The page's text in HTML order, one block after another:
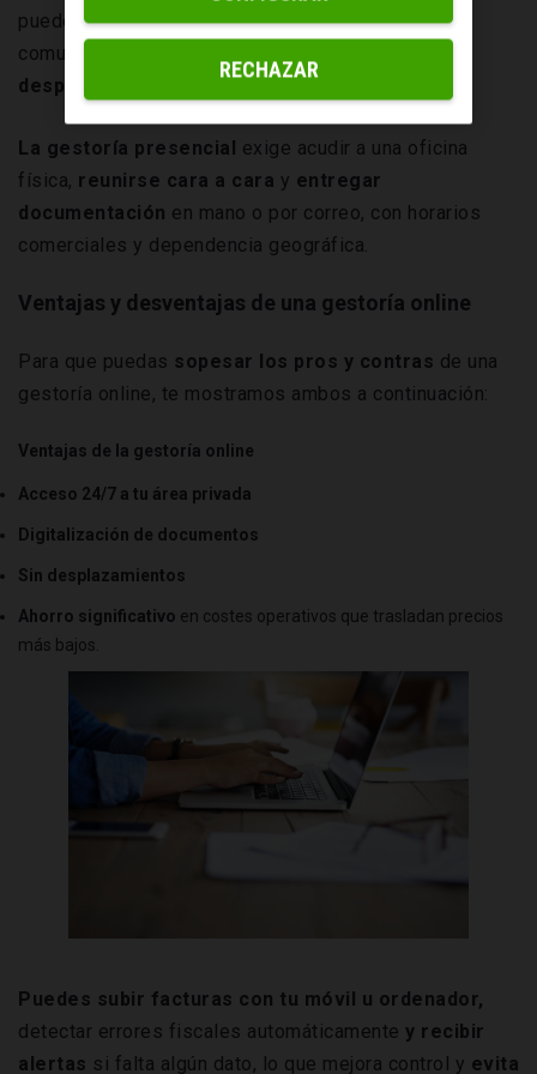
puedes subir documentos, gestionar facturas y
comunicarte por videollamada o chat
desplazamientos.
La gestoría presencial exige acudir a una oficina
física, reunirse cara a cara y entregar
documentación en mano o por correo, con horarios
comerciales y dependencia geográfica.
Ventajas y desventajas de una gestoría online
Para que puedas sopesar los pros y contras de una
gestoría online, te mostramos ambos a continuación:
Ventajas de la gestoría online
Acceso 24/7 a tu área privada
Digitalización de documentos
Sin desplazamientos
Ahorro significativo en costes operativos que trasladan precios
más bajos.
Puedes subir facturas con tu móvil u ordenador,
detectar errores fiscales automáticamente y recibir
alertas si falta algún dato, lo que mejora control y evita
RECHAZAR